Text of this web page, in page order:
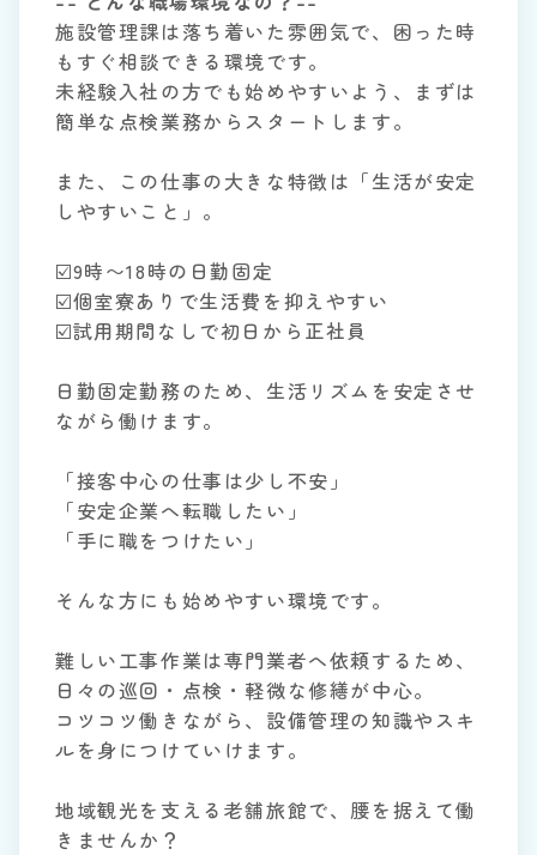
施設管理課は落ち着いた雰囲気で、困った時
もすぐ相談できる環境です。
未経験入社の方でも始めやすいよう、まずは
簡単な点検業務からスタートします。
また、この仕事の大きな特徴は「生活が安定
しやすいこと」。
☑️9時〜18時の日勤固定
☑️個室寮ありで生活費を抑えやすい
☑️試用期間なしで初日から正社員
日勤固定勤務のため、生活リズムを安定させ
ながら働けます。
「接客中心の仕事は少し不安」
「安定企業へ転職したい」
「手に職をつけたい」
そんな方にも始めやすい環境です。
難しい工事作業は専門業者へ依頼するため、
日々の巡回・点検・軽微な修繕が中心。
コツコツ働きながら、設備管理の知識やスキ
ルを身につけていけます。
地域観光を支える老舗旅館で、腰を据えて働
きませんか？